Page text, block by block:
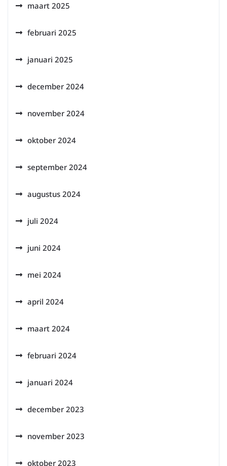
maart 2025
februari 2025
januari 2025
december 2024
november 2024
oktober 2024
september 2024
augustus 2024
juli 2024
juni 2024
mei 2024
april 2024
maart 2024
februari 2024
januari 2024
december 2023
november 2023
oktober 2023